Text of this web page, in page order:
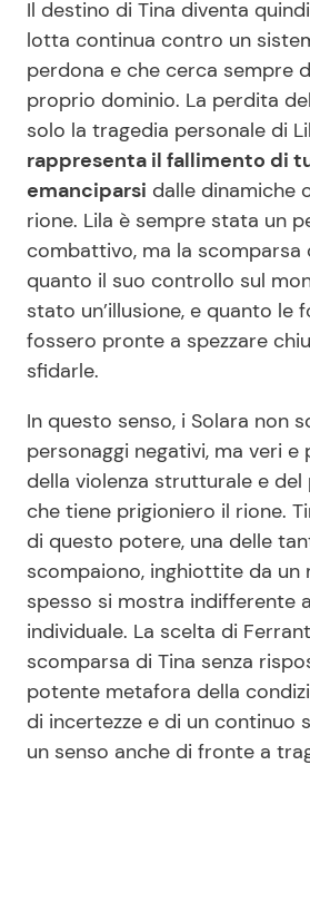
Il destino di Tina diventa
lotta continua contro un
perdona e che cerca sempre
proprio dominio. La perdita
solo la tragedia personale di
rappresenta il fallimento di
emanciparsi dalle dinamiche
rione. Lila è sempre stata un
combattivo, ma la scomparsa
quanto il suo controllo sul
stato un’illusione, e quanto le
fossero pronte a spezzare
sfidarle.
In questo senso, i Solara non
personaggi negativi, ma veri
della violenza strutturale e
che tiene prigioniero il rione.
di questo potere, una delle
scompaiono, inghiottite da un
spesso si mostra indifferente
individuale. La scelta di
scomparsa di Tina senza
potente metafora della
di incertezze e di un continuo
un senso anche di fronte a